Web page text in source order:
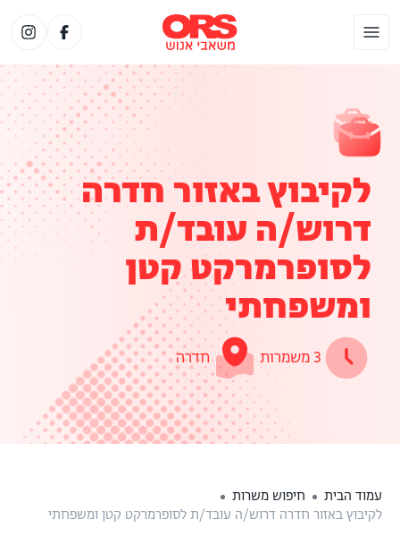
לקיבוץ באזור חדרה
דרוש/ה עובד/ת
לסופרמרקט קטן
ומשפחתי
3 משמרות חדרה
עמוד הבית
חיפוש משרות
לקיבוץ באזור חדרה דרוש/ה עובד/ת לסופרמרקט קטן ומשפחתי